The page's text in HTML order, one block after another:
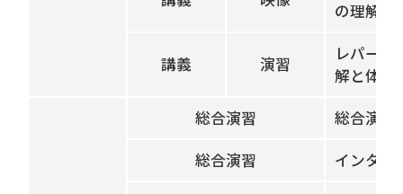
の理解と
講義 演習
レパー
解と体験
総合演習
総合演習
総合演習
インタビ